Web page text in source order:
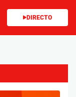
DIRECTO